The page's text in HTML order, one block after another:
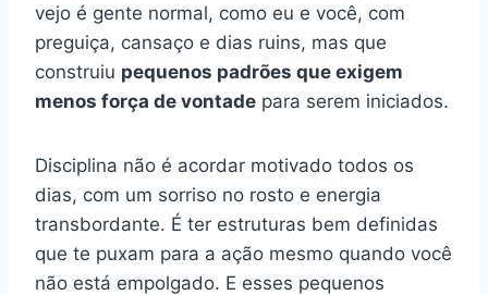
vejo é gente normal, como eu e você, com
preguiça, cansaço e dias ruins, mas que
construiu pequenos padrões que exigem
menos força de vontade para serem iniciados.
Disciplina não é acordar motivado todos os
dias, com um sorriso no rosto e energia
transbordante. É ter estruturas bem definidas
que te puxam para a ação mesmo quando você
não está empolgado. E esses pequenos